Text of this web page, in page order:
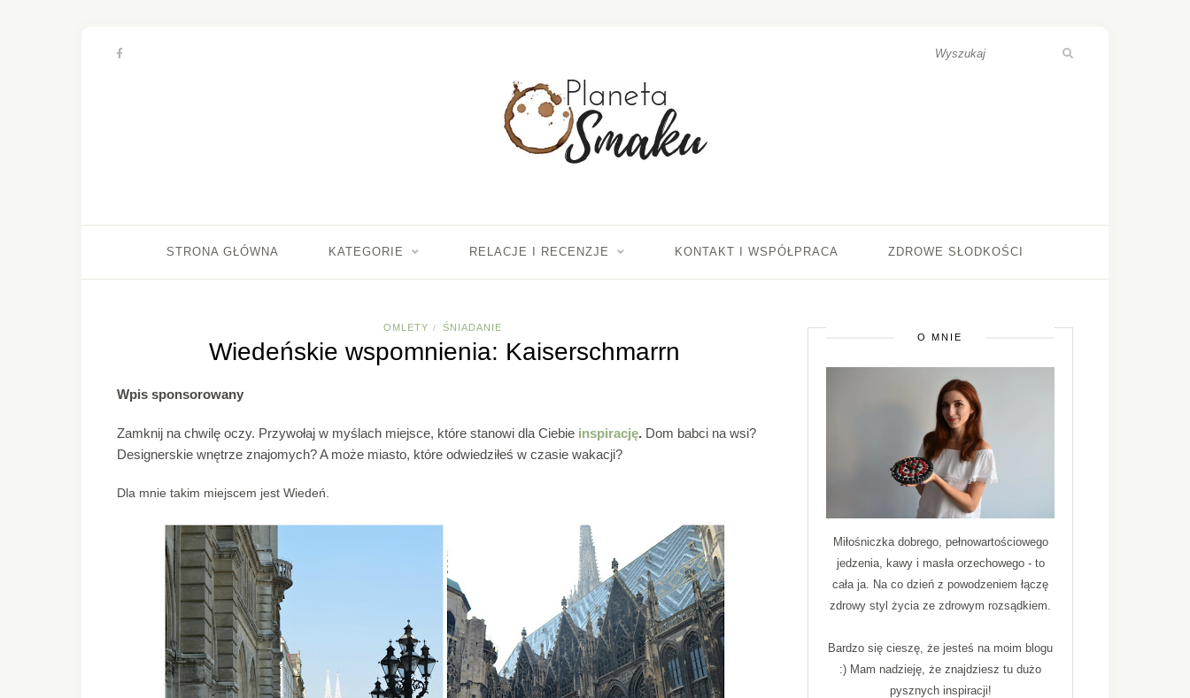
STRONA GŁÓWNA KATEGORIE RELACJE I RECENZJE KONTAKT I WSPÓŁPRACA ZDROWE SŁODKOŚCI
OMLETY / ŚNIADANIE
Wiedeńskie wspomnienia: Kaiserschmarrn
Wpis sponsorowany
Zamknij na chwilę oczy. Przywołaj w myślach miejsce, które stanowi dla Ciebie inspirację. Dom babci na wsi?
Designerskie wnętrze znajomych? A może miasto, które odwiedziłeś w czasie wakacji?
Dla mnie takim miejscem jest Wiedeń.
O MNIE
Miłośniczka dobrego, pełnowartościowego
jedzenia, kawy i masła orzechowego - to
cała ja. Na co dzień z powodzeniem łączę
zdrowy styl życia ze zdrowym rozsądkiem.
Bardzo się cieszę, że jesteś na moim blogu
:) Mam nadzieję, że znajdziesz tu dużo
pysznych inspiracji!